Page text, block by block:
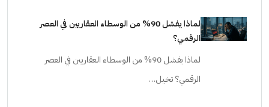
لماذا يفشل 90% من الوسطاء العقاريين في العصر
الرقمي؟
لماذا يفشل 90% من الوسطاء العقاريين في العصر
الرقمي؟ تخيل…